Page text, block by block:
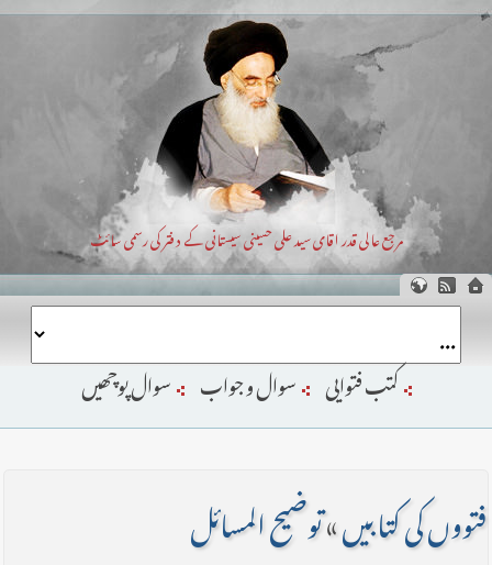
مرجع عالی قدر اقای سید علی حسینی سیستانی کے دفتر کی رسمی سائٹ
کتب فتوایی سوال و جواب سوال پوچھیں
فتووں کی کتابیں»توضیح المسائل